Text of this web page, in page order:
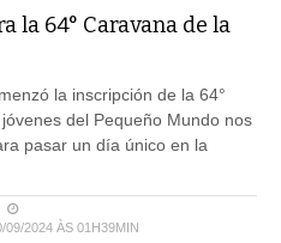
la 64° Caravana de la
la inscripción de la 64°
del Pequeño Mundo nos
pasar un día único en la
09/2024 ÀS 01H39MIN